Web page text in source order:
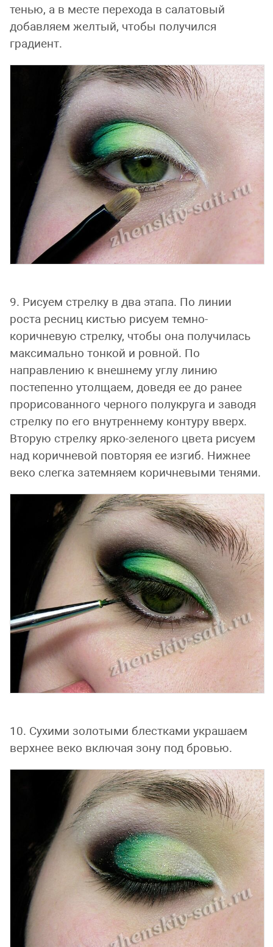
тенью, а в месте перехода в салатовый
добавляем желтый, чтобы получился
градиент.
9. Рисуем стрелку в два этапа. По линии
роста ресниц кистью рисуем темно-
коричневую стрелку, чтобы она получилась
максимально тонкой и ровной. По
направлению к внешнему углу линию
постепенно утолщаем, доведя ее до ранее
прорисованного черного полукруга и заводя
стрелку по его внутреннему контуру вверх.
Вторую стрелку ярко-зеленого цвета рисуем
над коричневой повторяя ее изгиб. Нижнее
веко слегка затемняем коричневыми тенями.
10. Сухими золотыми блестками украшаем
верхнее веко включая зону под бровью.